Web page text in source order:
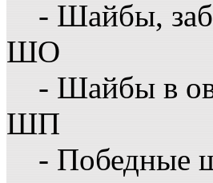
- Шайбы,
ШО
- Шайбы в
ШП
- Победные